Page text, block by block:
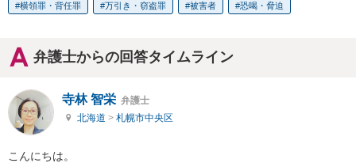
横領罪・背任罪 万引き・窃盗罪 被害者 恐喝・脅迫
弁護士からの回答タイムライン
寺林 智栄 弁護士
北海道 > 札幌市中央区
こんにちは。